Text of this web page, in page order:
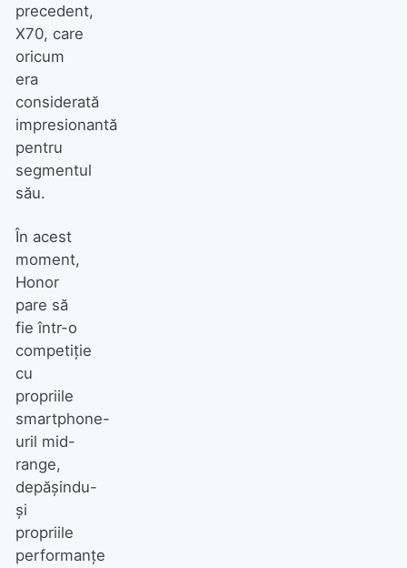
precedent,
X70, care
oricum
era
considerată
impresionantă
pentru
segmentul
său.
În acest
moment,
Honor
pare să
fie într-o
competiție
cu
propriile
smartphone-
uril mid-
range,
depășindu-
și
propriile
performanțe